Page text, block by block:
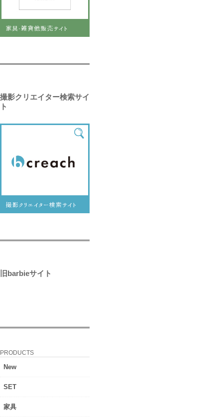
撮影クリエイター検索サイ
ト
旧barbieサイト
PRODUCTS
New
SET
家具